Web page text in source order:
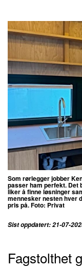
Som rørlegger jobber
passer ham perfekt. Det
liker å finne løsninger
mennesker nesten hver
pris på. Foto: Privat
Sist oppdatert: 21-07-
Fagstolthet